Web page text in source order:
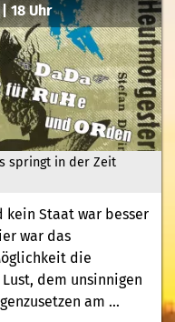
springt in der Zeit
18 Uhr
kein Staat war besser
war das
die
dem unsinnigen
am ...